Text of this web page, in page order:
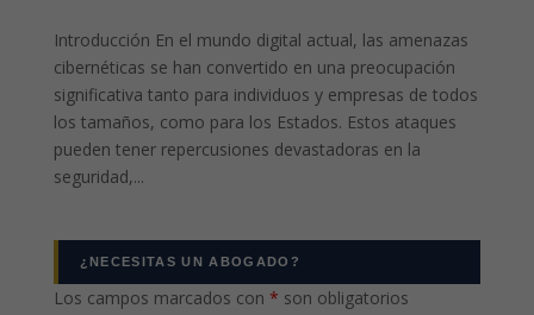
Introducción En el mundo digital actual, las amenazas
cibernéticas se han convertido en una preocupación
significativa tanto para individuos y empresas de todos
los tamaños, como para los Estados. Estos ataques
pueden tener repercusiones devastadoras en la
seguridad,...
¿NECESITAS UN ABOGADO?
Los campos marcados con * son obligatorios